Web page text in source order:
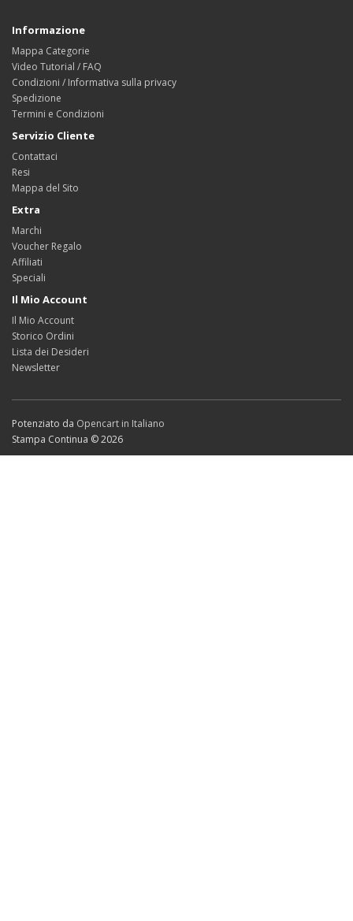
Informazione
Mappa Categorie
Video Tutorial / FAQ
Condizioni / Informativa sulla privacy
Spedizione
Termini e Condizioni
Servizio Cliente
Contattaci
Resi
Mappa del Sito
Extra
Marchi
Voucher Regalo
Affiliati
Speciali
Il Mio Account
Il Mio Account
Storico Ordini
Lista dei Desideri
Newsletter
Potenziato da Opencart in Italiano
Stampa Continua © 2026